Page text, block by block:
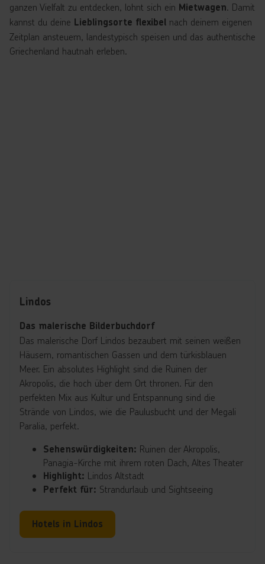
ganzen Vielfalt zu entdecken, lohnt sich ein Mietwagen. Damit
kannst du deine Lieblingsorte flexibel nach deinem eigenen
Zeitplan ansteuern, landestypisch speisen und das authentische
Griechenland hautnah erleben.
Lindos
Das malerische Bilderbuchdorf
Das malerische Dorf Lindos bezaubert mit seinen weißen
Häusern, romantischen Gassen und dem türkisblauen
Meer. Ein absolutes Highlight sind die Ruinen der
Akropolis, die hoch über dem Ort thronen. Für den
perfekten Mix aus Kultur und Entspannung sind die
Strände von Lindos, wie die Paulusbucht und der Megali
Paralia, perfekt.
Sehenswürdigkeiten: Ruinen der Akropolis,
Panagia-Kirche mit ihrem roten Dach, Altes Theater
Highlight: Lindos Altstadt
Perfekt für: Strandurlaub und Sightseeing
Hotels in Lindos